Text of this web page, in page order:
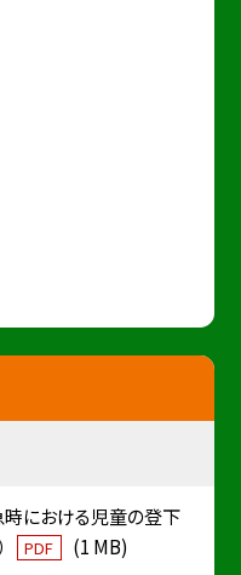
時における児童の登下
PDF
(1 MB)